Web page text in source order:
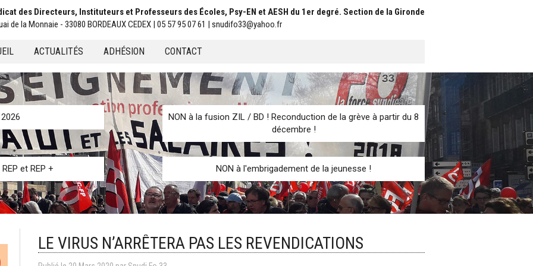
des Directeurs, Instituteurs et Professeurs des Écoles, Psy-EN et AESH du 1er degré. Section de la Gironde
de la Monnaie - 33080 BORDEAUX CEDEX | 05 57 95 07 61 | snudifo33@yahoo.fr
ACTUALITÉS ADHÉSION CONTACT
NON à la fusion ZIL / BD ! Reconduction de la grève à partir du 8
décembre !
et REP + NON à l'embrigadement de la jeunesse !
LE VIRUS N’ARRÊTERA PAS LES REVENDICATIONS